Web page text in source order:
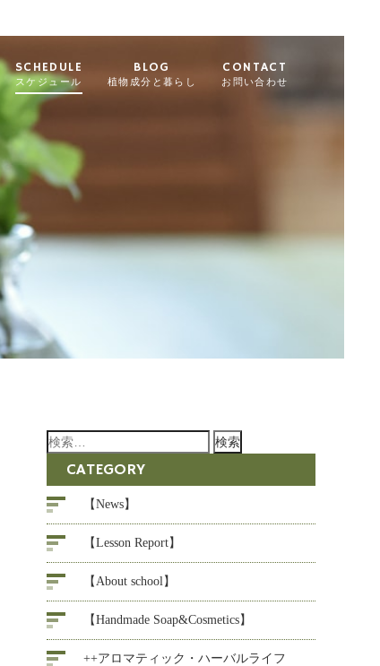
SCHEDULE
スケジュール
BLOG
植物成分と暮らし
CONTACT
お問い合わせ
検
CATEGORY
【News】
【Lesson Report】
【About school】
【Handmade Soap&Cosmetics】
++アロマティック・ハーバルライフ